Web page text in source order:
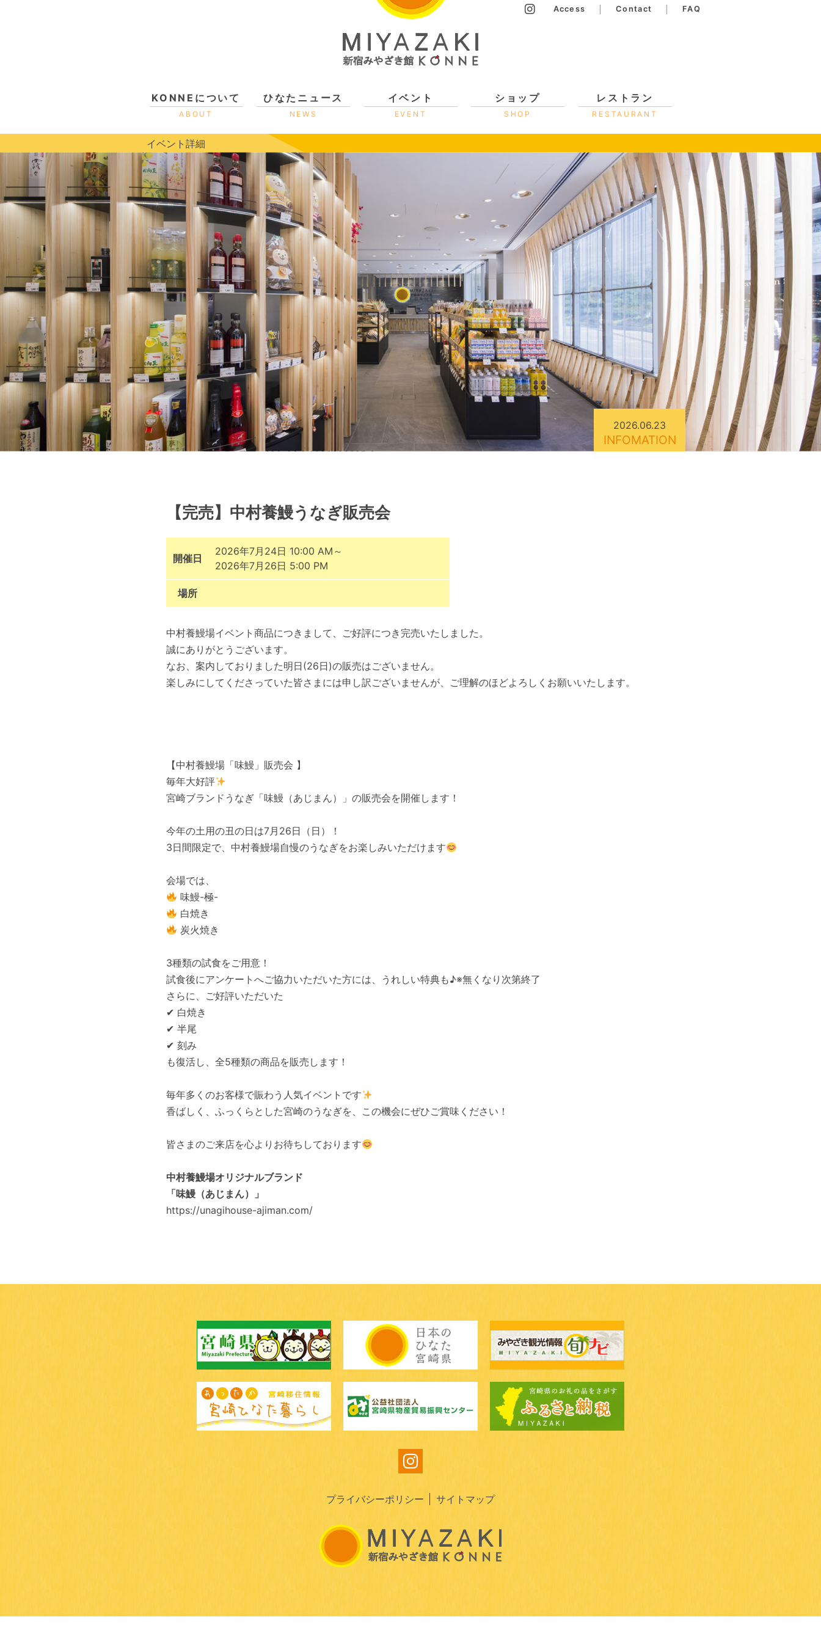
Access Contact FAQ
KONNEについて
ABOUT
ひなたニュース
NEWS
イベント
EVENT
ショップ
SHOP
レストラン
RESTAURANT
イベント詳細
2026.06.23
INFOMATION
【完売】中村養鰻うなぎ販売会
開催日
2026年7月24日 10:00 AM～
2026年7月26日 5:00 PM
場所
中村養鰻場イベント商品につきまして、ご好評につき完売いたしました。
誠にありがとうございます。
なお、案内しておりました明日(26日)の販売はございません。
楽しみにしてくださっていた皆さまには申し訳ございませんが、ご理解のほどよろしくお願いいたします。
【中村養鰻場「味鰻」販売会 】
毎年大好評
宮崎ブランドうなぎ「味鰻（あじまん）」の販売会を開催します！
今年の土用の丑の日は7月26日（日）！
3日間限定で、中村養鰻場自慢のうなぎをお楽しみいただけます
会場では、
味鰻-極-
白焼き
炭火焼き
3種類の試食をご用意！
試食後にアンケートへご協力いただいた方には、うれしい特典も♪※無くなり次第終了
さらに、ご好評いただいた
✔ 白焼き
✔ 半尾
✔ 刻み
も復活し、全5種類の商品を販売します！
毎年多くのお客様で賑わう人気イベントです
香ばしく、ふっくらとした宮崎のうなぎを、この機会にぜひご賞味ください！
皆さまのご来店を心よりお待ちしております
中村養鰻場オリジナルブランド
「味鰻（あじまん）」
https://unagihouse-ajiman.com/
プライバシーポリシー サイトマップ